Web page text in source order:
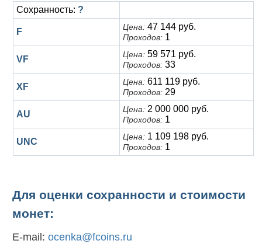
Сохранность: ?
F Цена: 47 144 руб.
Проходов: 1
VF Цена: 59 571 руб.
Проходов: 33
XF Цена: 611 119 руб.
Проходов: 29
AU Цена: 2 000 000 руб.
Проходов: 1
UNC Цена: 1 109 198 руб.
Проходов: 1
Для оценки сохранности и стоимости
монет:
E-mail: ocenka@fcoins.ru